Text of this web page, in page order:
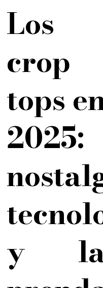
Los
crop
tops
2025:
y